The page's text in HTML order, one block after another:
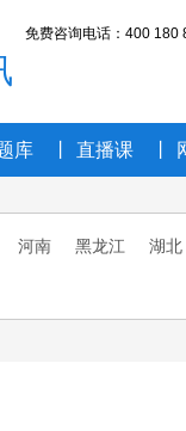
免费咨询电话 ：400 180
库 直播课
河南 黑龙江 湖北